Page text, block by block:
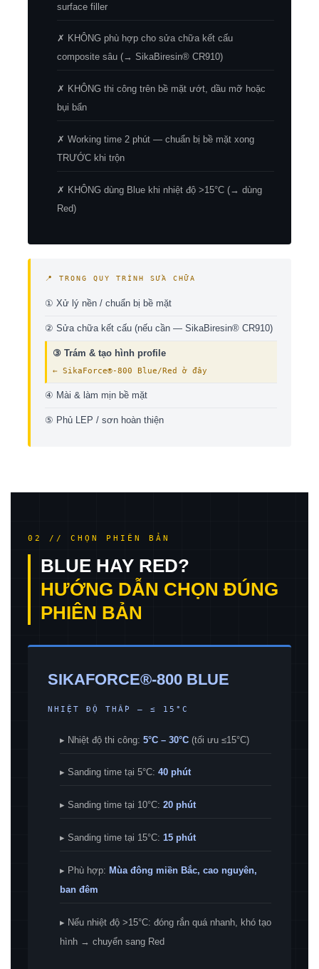
surface filler
✗ KHÔNG phù hợp cho sửa chữa kết cấu
composite sâu (→ SikaBiresin® CR910)
✗ KHÔNG thi công trên bề mặt ướt, dầu mỡ hoặc
bụi bẩn
✗ Working time 2 phút — chuẩn bị bề mặt xong
TRƯỚC khi trộn
✗ KHÔNG dùng Blue khi nhiệt độ >15°C (→ dùng
Red)
📍 TRONG QUY TRÌNH SỬA CHỮA
① Xử lý nền / chuẩn bị bề mặt
② Sửa chữa kết cấu (nếu cần — SikaBiresin® CR910)
③ Trám & tạo hình profile
← SikaForce®-800 Blue/Red ở đây
④ Mài & làm mịn bề mặt
⑤ Phủ LEP / sơn hoàn thiện
02 // CHỌN PHIÊN BẢN
BLUE HAY RED?
HƯỚNG DẪN CHỌN ĐÚNG
PHIÊN BẢN
SIKAFORCE®-800 BLUE
NHIỆT ĐỘ THẤP — ≤ 15°C
▸ Nhiệt độ thi công: 5°C – 30°C(tối ưu ≤15°C)
▸ Sanding time tại 5°C: 40 phút
▸ Sanding time tại 10°C: 20 phút
▸ Sanding time tại 15°C: 15 phút
▸ Phù hợp: Mùa đông miền Bắc, cao nguyên,
ban đêm
▸ Nếu nhiệt độ >15°C: đóng rắn quá nhanh, khó tạo
hình → chuyển sang Red